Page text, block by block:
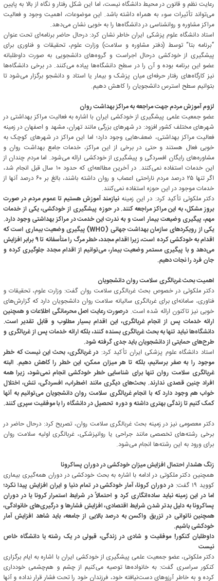
رعایت نظم و قانون در محیط دانشگاه نیست، اما این شکل رفتار و نگاه از بالا به پایین
می‌تواند تأثیرات سوء به همراه داشته باشد. این موضوعات، اهمیت وجود و فعالیت
مراکز مشاوره و روانشناسی در دانشگاه‌ها را به خوبی نشان می‌دهد.
استاد دانشگاه علوم پزشکی ایران خاطر نشان کرد: درحال حاضر برنامه‌ای تحت عنوان
“برنامه بتا” توسط (دفتر مشاوره و سلامت) وزارت علوم، تحقیقات و فناوری برای
پیشگیری از خودکشی درحال اجراست و گروه‌های دانشجویی به صورت داوطلبانه
عضو این برنامه بوده و آن را در سطح دانشگاه‌ها پیاده می‌کنند. در برخی دانشگاه‌ها
نیز کارگاه‌های رفتار حرفه‌ای میان پزشک و بیمار یا استاد و دانشجو برگزار می‌شود تا
بتوانیم سطح استرس دانشجویان را کاهش دهیم.
لزوم آموزش مردم جهت مراجعه به مراکز بهداشت روان
عضو جمعیت علمی پیشگیری از خودکشی ایران با اشاره به فعالیت مراکز بهداشتی در
شهرهای مختلف کشور افزود: در شهرهای بزرگی مانند تهران، مشهد و اصفهان در زمینه
فعالیت مراکز بهداشتی، ضعف‌هایی وجود دارد؛ اما این مراکز در شهرهای کوچک به
خوبی فعال هستند و حتی در برخی از این مراکز، خدمات جامع بهداشت روان و
مشاوره‌های رایگان افسردگی و پیشگیری از خودکشی ارائه می‌شود. اما مردم چندان از
این خدمات استفاده نمی‌کنند. در آخرین مطالعه‌ای که حدود ۱۰ سال قبل انجام شد،
اگر تنها ۲۵ درصد مردم ناراحتی اعصاب و روان داشته باشند، بالغ بر ۶۰ درصد آنها از
خدمات موجود در این حوزه استفاده نمی‌کنند.
دکتر ملکوتی تأکید کرد: در این زمینه نیازمند آموزش هستیم تا عموم مردم در صورت
بروز مشکل، به این مراکز مراجعه کنند. در حوزه پیشگیری از خودکشی، یکی از خدمات
مهم، پیگیری وضیعت بیمار است و به ندرت این خدمت در مراکز بهداشتی وجود دارد.
یکی از رویکردهای سازمان بهداشت جهانی (WHO) پیگیری وضعیت بیماری است که
اقدام به خودکشی کرده است، زیرا اقدام مجدد، خطر مرگ را متأسفانه تا ۹ برابر افزایش
می‌دهد و با پیگیری مستمر وضعیت بیمار، می‌توانیم از اقدام مجدد جلوگیری کرده و
جان فرد را نجات دهیم.
اهمیت بحث غربالگری سلامت روان دانشجویان
دکتر ملکوتی در خصوص بحث غربالگری سلامت روان گفت: وزارت علوم، تحقیقات و
فناوری، سامانه‌ای برای غربالگری سالیانه سلامت روان دانشجویان دارد که گزارش‌های
خوبی نیز تاکنون ارائه شده است. درصورت رعایت اصل محرمانگی اطلاعات و همچنین
ارائه خدمات پس از انجام غربالگری، این اقدام بسیار مطلوب و قابل تقدیر است.
دانشگاه‌ها نباید تنها به بحث غربالگری بسنده کنند، بلکه ارائه خدمات پس از غربالگری و
طرح‌های حمایتی از دانشجویان باید جدی گرفته شود.
استاد دانشگاه علوم پزشکی ایران تأکید کرد: در غربالگری، بحث این نیست که خطر
موجود را به صفر برسانیم، بلکه تا هر میزان ممکن، این خطر را کاهش دهیم. البته
غربالگری سلامت روان تنها برای شناسایی خطر خودکشی انجام نمی‌شود، زیرا همه
افراد چنین قصدی ندارند. بحث‌های دیگری مانند اضطراب، افسردگی، تنش، اختلال
خواب هم وجود دارد که با انجام غربالگری سلامت روان دانشجویان می‌توانیم به آنها
کمک کنیم تا زندگی بهتری داشته و دوره تحصیل در دانشگاه را با موفقیت سپری کنند.
دکتر معصومی نیز در زمینه بحث غربالگری سلامت روان، تصریح کرد: درحال حاضر در
برخی رشته‌های تخصصی مانند جراحی یا روانپزشکی، غربالگری اولیه سلامت روان
برای ورود به این رشته‌ها انجام می‌شود.
زنگ هشدار احتمال افزایش میزان خودکشی در دوران پساکرونا
همچنین دکتر ملکوتی در ادامه با اشاره به بحث خودکشی در دوران همه‌گیری بیماری
کووید ۱۹ گفت:
در دوران کرونا، آمار خودکشی در تمام دنیا و ایران افزایش پیدا نکرد؛
اما در این زمینه نباید ساده‌انگاری کرد و احتمالاً در شرایط استمرار کرونا یا در دوران
پساکرونا به دلیل بدتر شدن شرایط اقتصادی، افزایش فشارها و درگیری‌های خانوادگی،
همچنین ناتوانی در تزریق واکسن به درصد بالایی از جامعه، باید شاهد افزایش آمار
خودکشی باشیم.
داوطلبان کنکور! موفقیت و شادی در زندگی، قبولی در یک رشته یا دانشگاه خاص
نیست
دکتر ملکوتی، عضو جمعیت علمی پیشگیری از خودکشی ایران با اشاره به ایام برگزاری
کنکور سراسری گفت: به خانواده‌ها توصیه می‌کنیم از چشم و هم‌چشمی خودداری
کرده و به خاطر آرزوهای دست‌نیافته خود، فرزندان خود را تحت فشار قرار نداده و آنها